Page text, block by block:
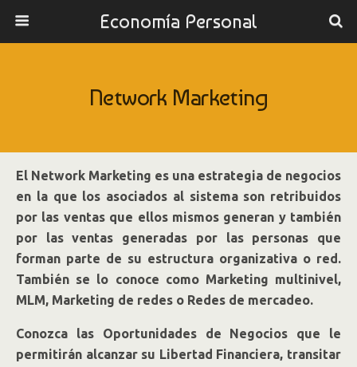
Economía Personal
Network Marketing
El Network Marketing es una estrategia de negocios
en la que los asociados al sistema son retribuidos
por las ventas que ellos mismos generan y también
por las ventas generadas por las personas que
forman parte de su estructura organizativa o red.
También se lo conoce como Marketing multinivel,
MLM, Marketing de redes o Redes de mercadeo.
Conozca las Oportunidades de Negocios que le
permitirán alcanzar su Libertad Financiera, transitar